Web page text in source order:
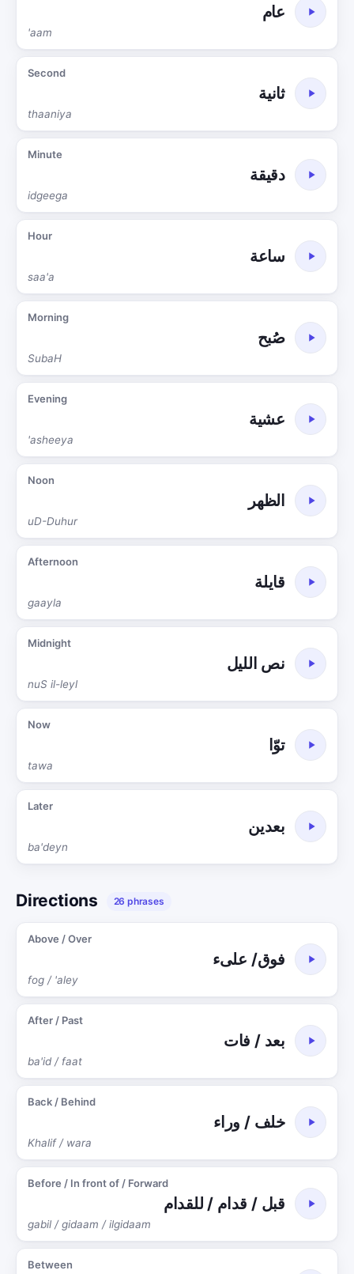
عام
'aam
Second
ثانية
thaaniya
Minute
دقيقة
idgeega
Hour
ساعة
saa'a
Morning
صُبح
SubaH
Evening
عشية
'asheeya
Noon
الظهر
uD-Duhur
Afternoon
قايلة
gaayla
Midnight
نص الليل
nuS il-leyl
Now
توّا
tawa
Later
بعدين
ba'deyn
Directions 26 phrases
Above / Over
فوق/ علىء
fog / 'aley
After / Past
بعد / فات
ba'id / faat
Back / Behind
خلف / وراء
Khalif / wara
Before / In front of / Forward
قبل / قدام / للقدام
gabil / gidaam / ilgidaam
Between